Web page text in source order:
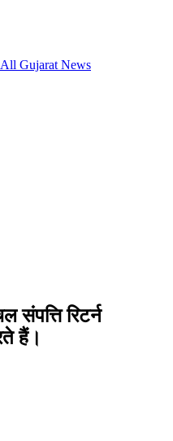
All Gujarat News
रिटर्न
हैं।